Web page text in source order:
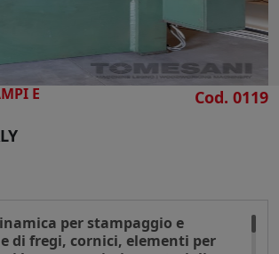
E
Cod. 0119
per stampaggio e
di fregi, cornici, elementi per